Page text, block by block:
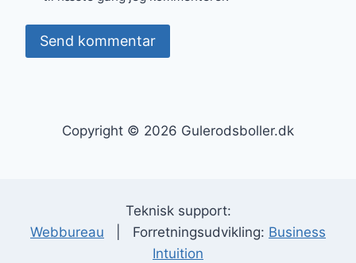
Copyright © 2026 Gulerodsboller.dk
Teknisk support:
Webbureau | Forretningsudvikling: Business
Intuition